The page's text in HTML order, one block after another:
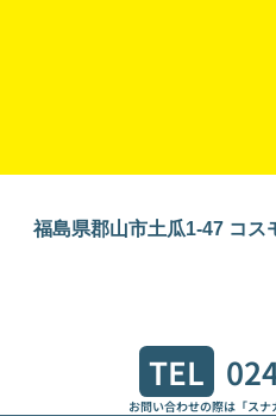
福島県郡山市土瓜1-47 コ
TEL
お問い合わせの際は「ス